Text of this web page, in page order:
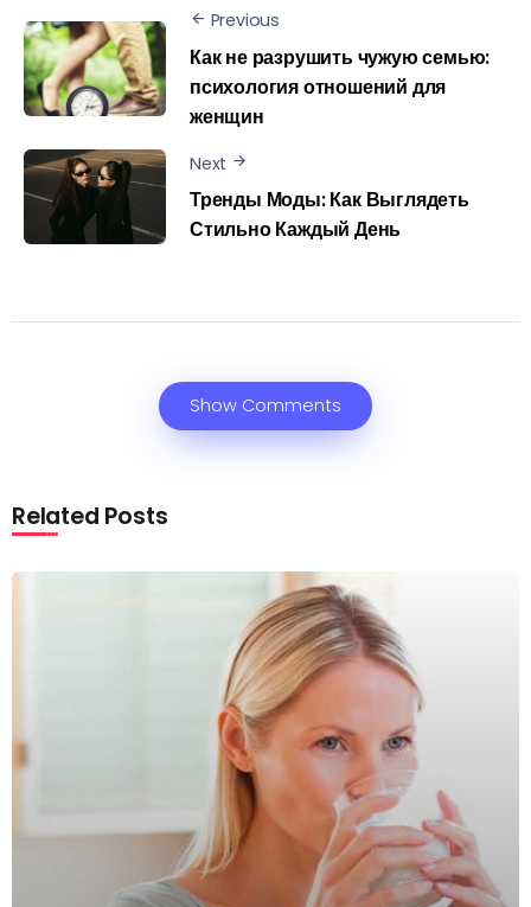
Previous
Как не разрушить чужую семью:
психология отношений для
женщин
Next
Тренды Моды: Как Выглядеть
Стильно Каждый День
Show Comments
Related Posts